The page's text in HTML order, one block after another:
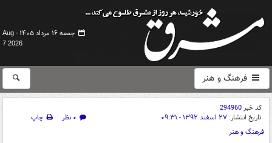
جمعه ۱۶ مرداد ۱۴۰۵ -
Aug
7 2026
فرهنگ و هنر
کد خبر294960
تاریخ انتشار: ۲۷ اسفند ۱۳۹۲ - ۰۹:۳۱ ۰ نظر
چاپ
فرهنگ و هنر